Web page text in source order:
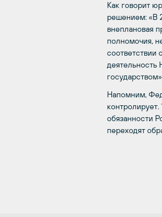
Как говорит
решением: «В
внеплановая
полномочия,
соответствии
деятельность
Напомним,
обязанности
переходят